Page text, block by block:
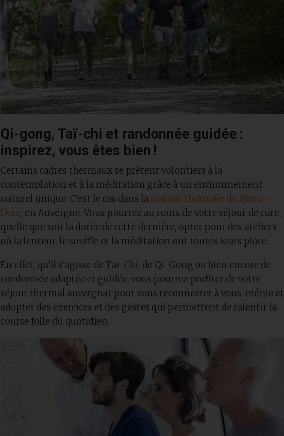
Qi-gong, Taï-chi et randonnée guidée :
inspirez, vous êtes bien !
Certains cadres thermaux se prêtent volontiers à la
contemplation et à la méditation grâce à un environnement
naturel unique. C’est le cas dans la station thermale du Mont-
Dore, en Auvergne. Vous pourrez au cours de votre séjour de cure,
quelle que soit la durée de cette dernière, opter pour des ateliers
où la lenteur, le souffle et la méditation ont toutes leurs place.
En effet, qu’il s’agisse de Tai-Chi, de Qi-Gong ou bien encore de
randonnée adaptée et guidée, vous pourrez profiter de votre
séjour thermal auvergnat pour vous reconnecter à vous-même et
adopter des exercices et des gestes qui permettent de ralentir la
course folle du quotidien.